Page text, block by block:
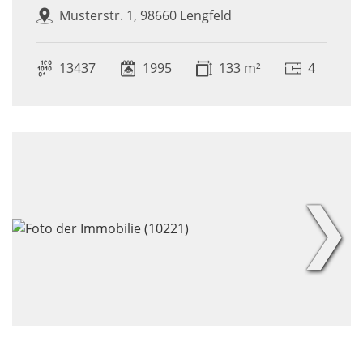
Musterstr. 1, 98660 Lengfeld
13437 1995 133 m² 4
❯